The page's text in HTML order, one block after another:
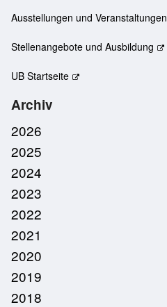
Ausstellungen und Veranstaltungen
Stellenangebote und Ausbildung
UB Startseite
Archiv
2026
2025
2024
2023
2022
2021
2020
2019
2018